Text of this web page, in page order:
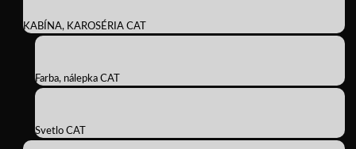
KABÍNA, KAROSÉRIA CAT
Farba, nálepka CAT
Svetlo CAT